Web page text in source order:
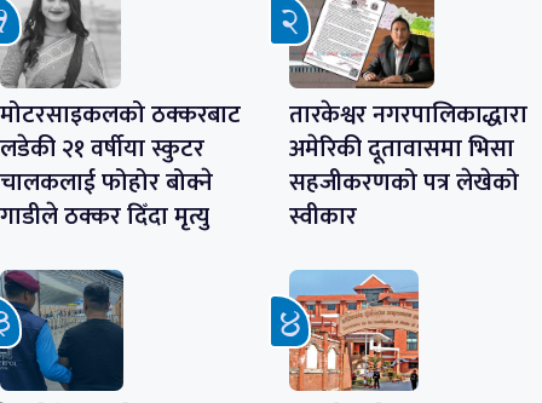
मोटरसाइकलको ठक्करबाट
लडेकी २१ वर्षीया स्कुटर
चालकलाई फोहोर बोक्ने
गाडीले ठक्कर दिँदा मृत्यु
तारकेश्वर नगरपालिकाद्धारा
अमेरिकी दूतावासमा भिसा
सहजीकरणको पत्र लेखेको
स्वीकार